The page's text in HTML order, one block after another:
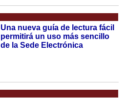
Una nueva guía de lectura fácil
permitirá un uso más sencillo
de la Sede Electrónica